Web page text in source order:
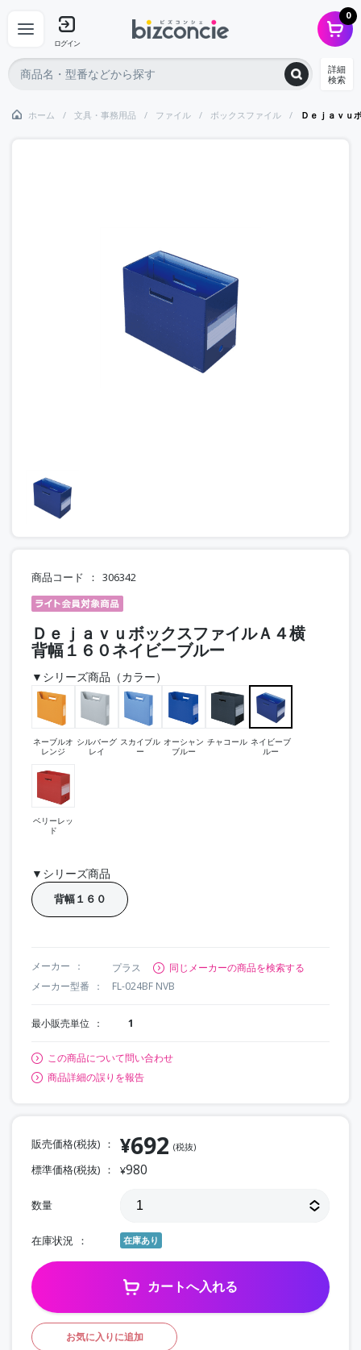
ログイン
0
詳細
検索
ホーム 文具・事務用品 ファイル ボックスファイル Ｄｅｊａｖｕ
商品コード 306342
ＤｅｊａｖｕボックスファイルＡ４横
背幅１６０ネイビーブルー
▼シリーズ商品（カラー）
ネーブルオ
レンジ
シルバーグ
レイ
スカイブル
ー
オーシャン
ブルー
チャコール ネイビーブ
ルー
ベリーレッ
ド
▼シリーズ商品
背幅１６０
メーカー プラス
同じメーカーの商品を検索する
メーカー型番
FL-024BF NVB
最小販売単位 1
この商品について問い合わせ
商品詳細の誤りを報告
販売価格(税抜) ¥692 (税抜)
標準価格(税抜) ¥980
数量
在庫状況 在庫あり
カートへ入れる
お気に入りに追加